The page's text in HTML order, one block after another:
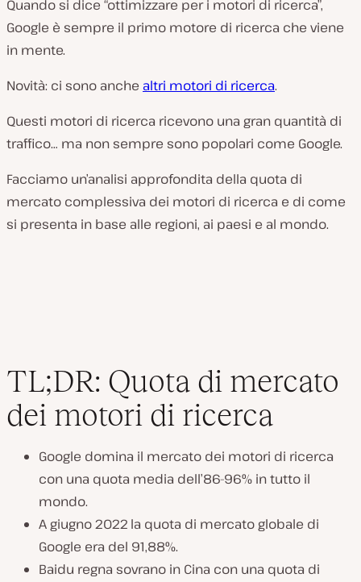
Quando si dice “ottimizzare per i motori di ricerca”,
Google è sempre il primo motore di ricerca che viene
in mente.
Novità: ci sono anche altri motori di ricerca.
Questi motori di ricerca ricevono una gran quantità di
traffico… ma non sempre sono popolari come Google.
Facciamo un’analisi approfondita della quota di
mercato complessiva dei motori di ricerca e di come
si presenta in base alle regioni, ai paesi e al mondo.
TL;DR: Quota di mercato
dei motori di ricerca
Google domina il mercato dei motori di ricerca
con una quota media dell’86-96% in tutto il
mondo.
A giugno 2022 la quota di mercato globale di
Google era del 91,88%.
Baidu regna sovrano in Cina con una quota di